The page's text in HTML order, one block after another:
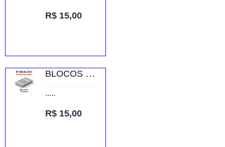
R$ 15,00
BLOCOS E TALÕES 25 FOLHAS AP 56G 25X1 75X105MM
.....
R$ 15,00